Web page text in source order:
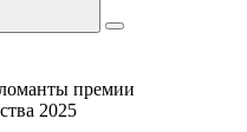
премии
2025